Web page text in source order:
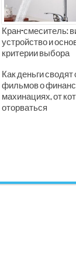
Кран-смеситель:
устройство и
критерии выбора
Как деньги сводят
фильмов о
махинациях, от
оторваться